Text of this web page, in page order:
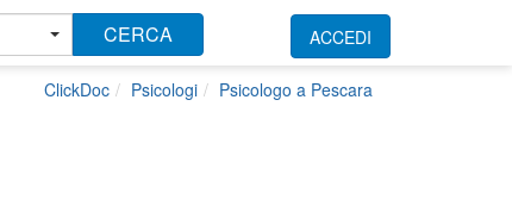
CERCA ACCEDI
ClickDoc Psicologi Psicologo a Pescara